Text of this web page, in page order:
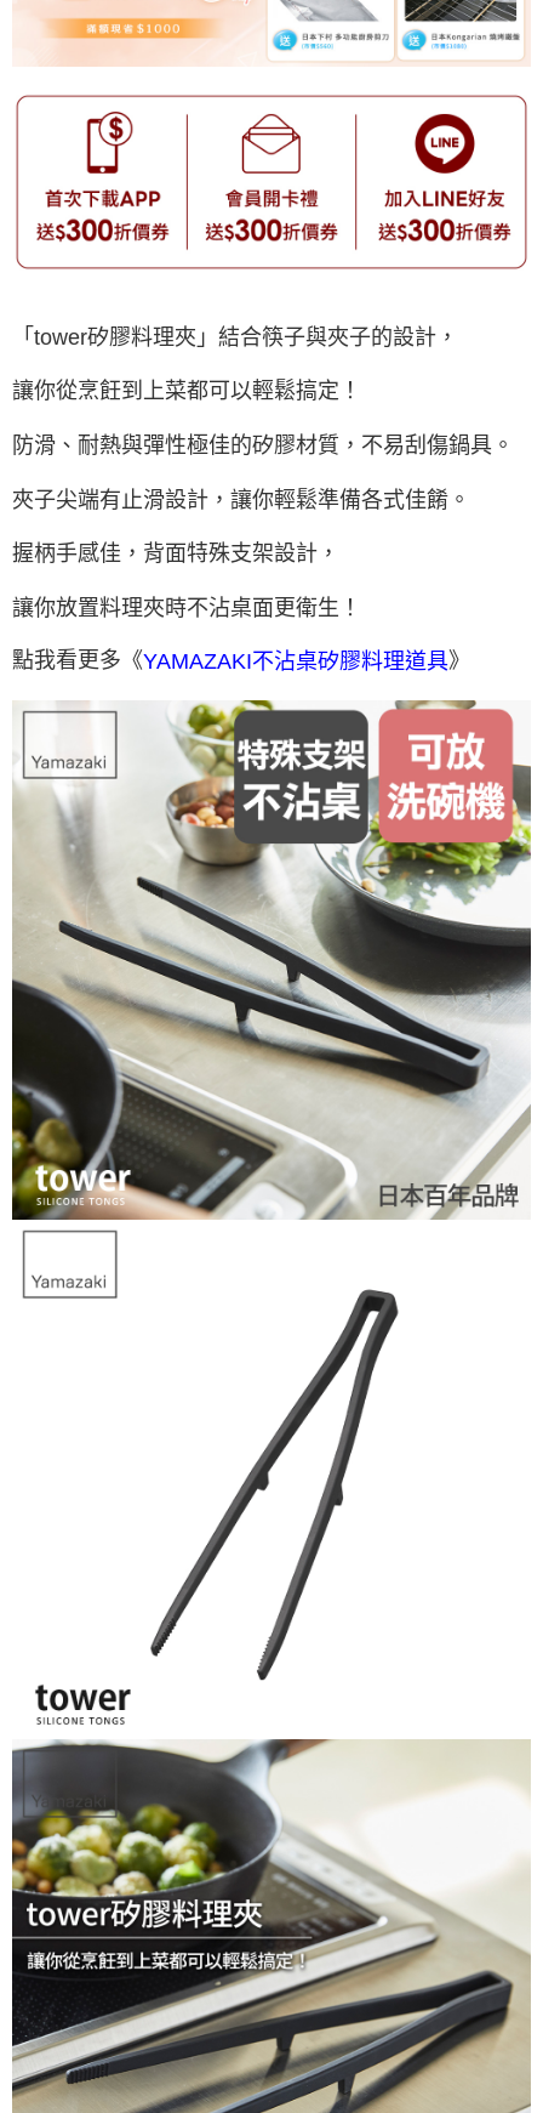
「tower矽膠料理夾」結合筷子與夾子的設計，
讓你從烹飪到上菜都可以輕鬆搞定！
防滑、耐熱與彈性極佳的矽膠材質，不易刮傷鍋具。
夾子尖端有止滑設計，讓你輕鬆準備各式佳餚。
握柄手感佳，背面特殊支架設計，
讓你放置料理夾時不沾桌面更衛生！
點我看更多《YAMAZAKI不沾桌矽膠料理道具》